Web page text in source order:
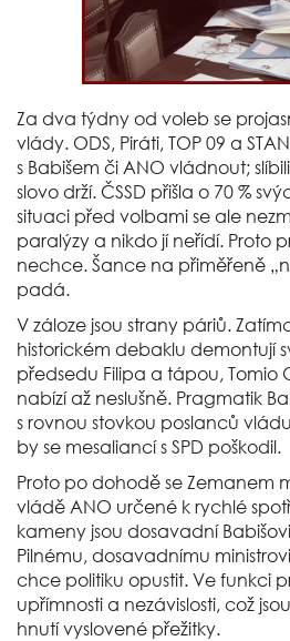
Za dva týdny od voleb se
vlády. ODS, Piráti, TOP 09 a
s Babišem či ANO vládnout;
slovo drží. ČSSD přišla o 70 %
situaci před volbami se ale
paralýzy a nikdo jí neřídí. Proto
nechce. Šance na přiměřeně
padá.
V záloze jsou strany páriů.
historickém debaklu demontují
předsedu Filipa a tápou, Tomio
nabízí až neslušně. Pragmatik
s rovnou stovkou poslanců
by se mesaliancí s SPD poškodil.
Proto po dohodě se Zemanem
vládě ANO určené k rychlé
kameny jsou dosavadní
Pilnému, dosavadnímu
chce politiku opustit. Ve funkci
upřímnosti a nezávislosti, což
hnutí vyslovené přežitky.